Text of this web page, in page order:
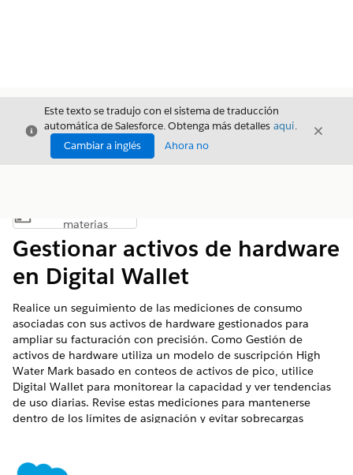
Cerrar
Este texto se tradujo con el sistema de traducción
automática de Salesforce. Obtenga más detalles aquí.
Cambiar a inglés
Ahora no
Cerrar
Mostrar índice de materias
materias
Gestionar activos de hardware
en Digital Wallet
Realice un seguimiento de las mediciones de consumo
asociadas con sus activos de hardware gestionados para
ampliar su facturación con precisión. Como Gestión de
activos de hardware utiliza un modelo de suscripción High
Water Mark basado en conteos de activos de pico, utilice
Digital Wallet para monitorear la capacidad y ver tendencias
de uso diarias. Revise estas mediciones para mantenerse
dentro de los límites de asignación y evitar sobrecargas